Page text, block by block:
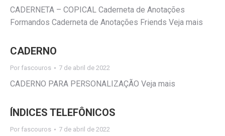
CADERNETA – COPICAL Caderneta de Anotações
Formandos Caderneta de Anotações Friends Veja mais
CADERNO
Por fascouros 7 de abril de 2022
CADERNO PARA PERSONALIZAÇÃO Veja mais
ÍNDICES TELEFÔNICOS
Por fascouros 7 de abril de 2022